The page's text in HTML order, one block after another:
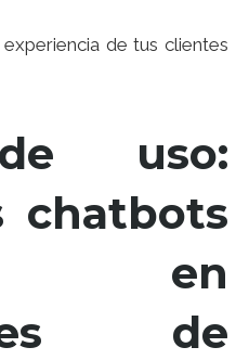
de tus clientes
uso:
chatbots
en
de